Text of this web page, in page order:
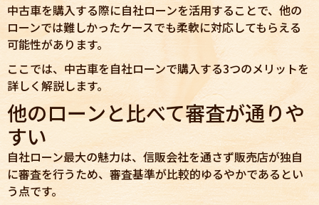
中古車を購入する際に自社ローンを活用することで、他の
ローンでは難しかったケースでも柔軟に対応してもらえる
可能性があります。
ここでは、中古車を自社ローンで購入する3つのメリットを
詳しく解説します。
他のローンと比べて審査が通りや
すい
自社ローン最大の魅力は、信販会社を通さず販売店が独自
に審査を行うため、審査基準が比較的ゆるやかであるとい
う点です。